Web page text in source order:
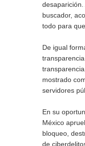
buscador,
todo para
De igual
mostrado
servidores
En su
México
bloqueo,
de